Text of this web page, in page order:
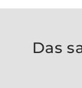
Das